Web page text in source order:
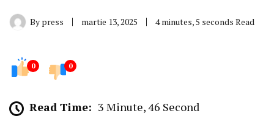
By press martie 13, 2025 4 minutes, 5 seconds Read
0 0
Read Time: 3 Minute, 46 Second